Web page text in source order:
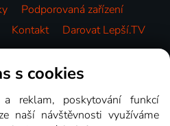
Podporovaná zařízení
Kontakt Darovat Lepší.TV
s cookies
reklam, poskytování funkcí
naší návštěvnosti využíváme